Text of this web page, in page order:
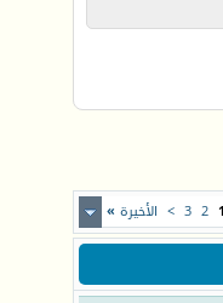
1
2
3
> الأخيرة »